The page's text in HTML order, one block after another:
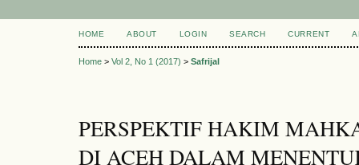
HOME ABOUT LOGIN SEARCH CURRENT
Home > Vol 2, No 1 (2017) > Safrijal
PERSPEKTIF HAKIM
DI ACEH DALAM